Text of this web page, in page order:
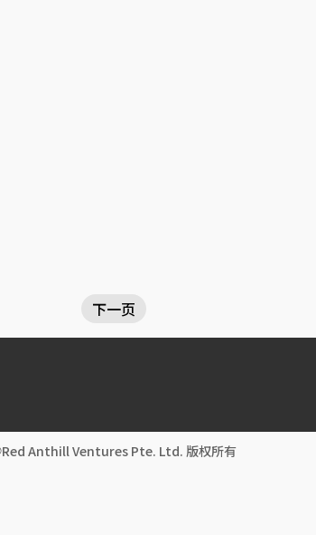
下一页
Red Anthill Ventures Pte. Ltd. 版权所有